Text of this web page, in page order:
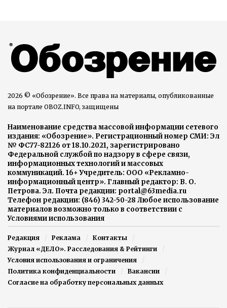
2026 © «Обозрение». Все права на материалы, опубликованные
на портале OBOZ.INFO, защищены
Наименование средства массовой информации сетевого
издания: «Обозрение». Регистрационный номер СМИ: Эл
№ ФС77-82126 от 18.10.2021, зарегистрировано
Федеральной службой по надзору в сфере связи,
информационных технологий и массовых
коммуникаций. 16+ Учредитель: ООО «Рекламно-
информационный центр». Главный редактор: В. О.
Петрова. Эл. Почта редакции: portal@63media.ru
Телефон редакции: (846) 342-50-28 Любое использование
материалов возможно только в соответствии с
Условиями использования
Редакция Реклама
Контакты
Журнал «ДЕЛО». Расследования & Рейтинги
Условия использования и ограничения
Политика конфиденциальности
Вакансии
Согласие на обработку персональных данных